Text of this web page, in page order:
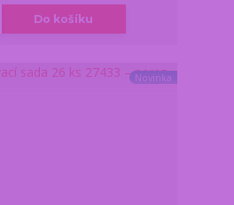
Do košíku
Novinka